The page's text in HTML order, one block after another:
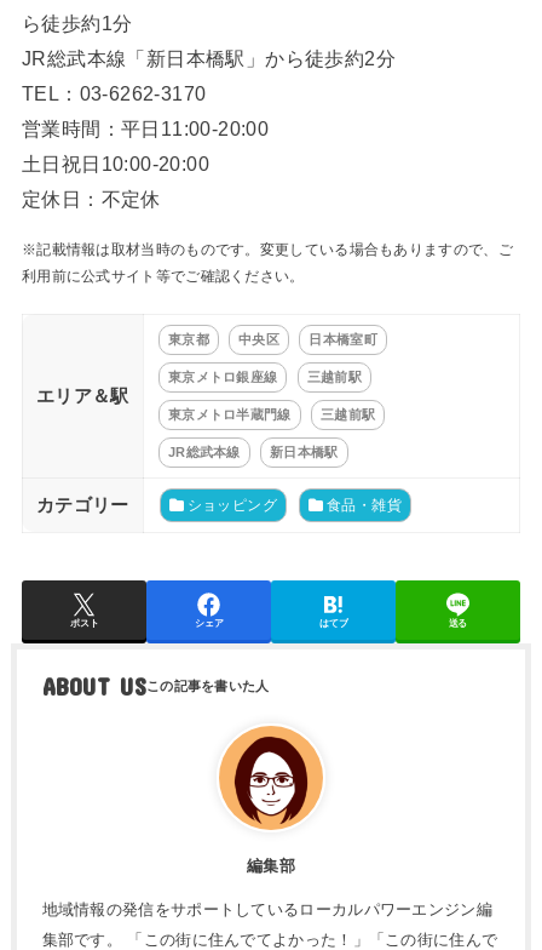
ら徒歩約1分
JR総武本線「新日本橋駅」から徒歩約2分
TEL：03-6262-3170
営業時間：平日11:00‐20:00
土日祝日10:00‐20:00
定休日：不定休
※記載情報は取材当時のものです。変更している場合もありますので、ご
利用前に公式サイト等でご確認ください。
エリア＆駅
東京都 中央区 日本橋室町
東京メトロ銀座線 三越前駅
東京メトロ半蔵門線 三越前駅
JR総武本線 新日本橋駅
カテゴリー ショッピング 食品・雑貨
ポスト シェア はてブ 送る
ABOUT US
編集部
地域情報の発信をサポートしているローカルパワーエンジン編
集部です。 「この街に住んでてよかった！」「この街に住んで